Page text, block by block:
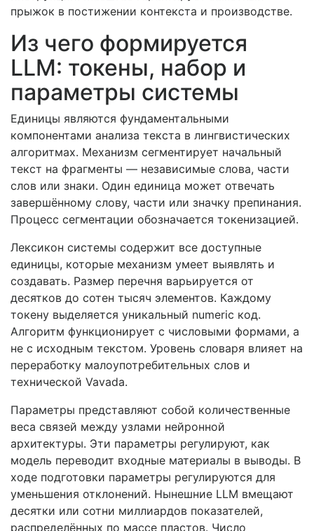
прыжок в постижении контекста и производстве.
Из чего формируется
LLM: токены, набор и
параметры системы
Единицы являются фундаментальными
компонентами анализа текста в лингвистических
алгоритмах. Механизм сегментирует начальный
текст на фрагменты — независимые слова, части
слов или знаки. Один единица может отвечать
завершённому слову, части или значку препинания.
Процесс сегментации обозначается токенизацией.
Лексикон системы содержит все доступные
единицы, которые механизм умеет выявлять и
создавать. Размер перечня варьируется от
десятков до сотен тысяч элементов. Каждому
токену выделяется уникальный numeric код.
Алгоритм функционирует с числовыми формами, а
не с исходным текстом. Уровень словаря влияет на
переработку малоупотребительных слов и
технической Vavada.
Параметры представляют собой количественные
веса связей между узлами нейронной
архитектуры. Эти параметры регулируют, как
модель переводит входные материалы в выводы. В
ходе подготовки параметры регулируются для
уменьшения отклонений. Нынешние LLM вмещают
десятки или сотни миллиардов показателей,
распределённых по массе пластов. Число